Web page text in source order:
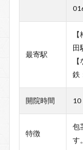
最寄駅
田
鉄
開院時間 10
特徴
包
す。